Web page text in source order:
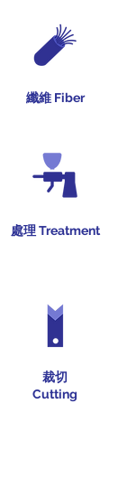
纖維 Fiber
處理 Treatment
裁切
Cutting